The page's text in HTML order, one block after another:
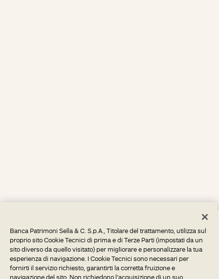
Banca Patrimoni Sella & C. S.p.A., Titolare del trattamento, utilizza sul
proprio sito Cookie Tecnici di prima e di Terze Parti (impostati da un
sito diverso da quello visitato) per migliorare e personalizzare la tua
esperienza di navigazione. I Cookie Tecnici sono necessari per
fornirti il servizio richiesto, garantirti la corretta fruizione e